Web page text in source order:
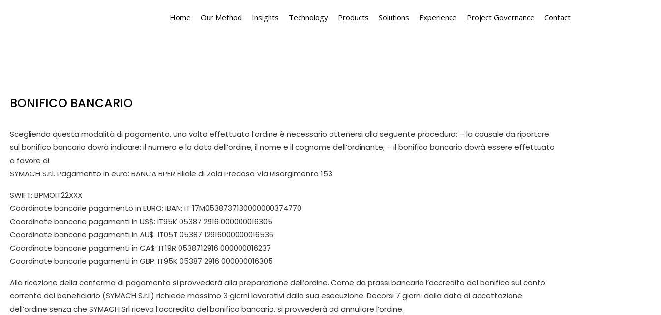
Home Our Method Insights Technology Products Solutions Experience Project Governance Contact
BONIFICO BANCARIO
Scegliendo questa modalità di pagamento, una volta effettuato l’ordine è necessario attenersi alla seguente procedura: – la causale da riportare
sul bonifico bancario dovrà indicare: il numero e la data dell’ordine, il nome e il cognome dell’ordinante; – il bonifico bancario dovrà essere effettuato
a favore di:
SYMACH S.r.l. Pagamento in euro: BANCA BPER Filiale di Zola Predosa Via Risorgimento 153
SWIFT: BPMOIT22XXX
Coordinate bancarie pagamento in EURO: IBAN: IT 17M0538737130000000374770
Coordinate bancarie pagamenti in US$: IT95K 05387 2916 000000016305
Coordinate bancarie pagamenti in AU$: IT05T 05387 12916000000016536
Coordinate bancarie pagamenti in CA$: IT19R 0538712916 000000016237
Coordinate bancarie pagamenti in GBP: IT95K 05387 2916 000000016305
Alla ricezione della conferma di pagamento si provvederà alla preparazione dell’ordine. Come da prassi bancaria l’accredito del bonifico sul conto
corrente del beneficiario (SYMACH S.r.l.) richiede massimo 3 giorni lavorativi dalla sua esecuzione. Decorsi 7 giorni dalla data di accettazione
dell’ordine senza che SYMACH Srl riceva l’accredito del bonifico bancario, si provvederà ad annullare l’ordine.